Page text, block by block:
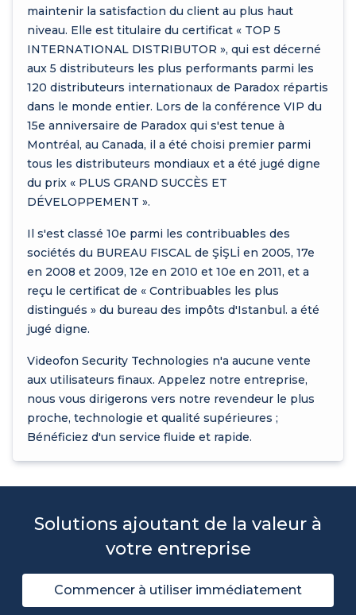
maintenir la satisfaction du client au plus haut
niveau. Elle est titulaire du certificat « TOP 5
INTERNATIONAL DISTRIBUTOR », qui est décerné
aux 5 distributeurs les plus performants parmi les
120 distributeurs internationaux de Paradox répartis
dans le monde entier. Lors de la conférence VIP du
15e anniversaire de Paradox qui s'est tenue à
Montréal, au Canada, il a été choisi premier parmi
tous les distributeurs mondiaux et a été jugé digne
du prix « PLUS GRAND SUCCÈS ET
DÉVELOPPEMENT ».
Il s'est classé 10e parmi les contribuables des
sociétés du BUREAU FISCAL de ŞİŞLİ en 2005, 17e
en 2008 et 2009, 12e en 2010 et 10e en 2011, et a
reçu le certificat de « Contribuables les plus
distingués » du bureau des impôts d'Istanbul. a été
jugé digne.
Videofon Security Technologies n'a aucune vente
aux utilisateurs finaux. Appelez notre entreprise,
nous vous dirigerons vers notre revendeur le plus
proche, technologie et qualité supérieures ;
Bénéficiez d'un service fluide et rapide.
Solutions ajoutant de la valeur à
votre entreprise
Commencer à utiliser immédiatement